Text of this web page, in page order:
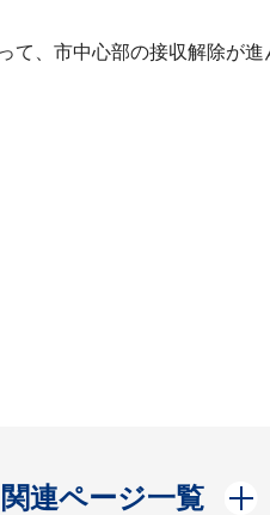
、市中心部の接収解除が進
関連ページ一覧
開く